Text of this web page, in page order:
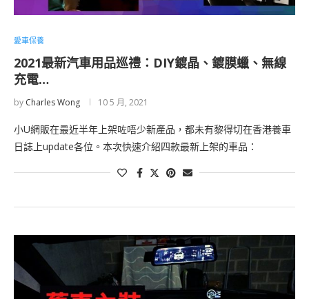
愛車保養
2021最新汽車用品巡禮：DIY鍍晶、鍍膜蠟、無線
充電…
by Charles Wong 10 5 月, 2021
小U網販在最近半年上架咗唔少新產品，都未有黎得切在香港養車
日誌上update各位。本次快速介紹四款最新上架的車品：